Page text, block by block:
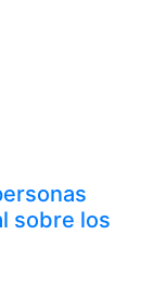
sobre los